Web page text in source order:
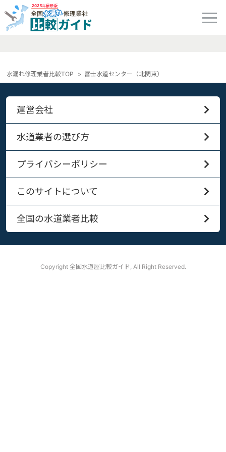
水漏れ修理業者比較TOP 富士水道センター（北関東）
運営会社
水道業者の選び方
プライバシーポリシー
このサイトについて
全国の水道業者比較
Copyright 全国水道屋比較ガイド, All Right Reserved.